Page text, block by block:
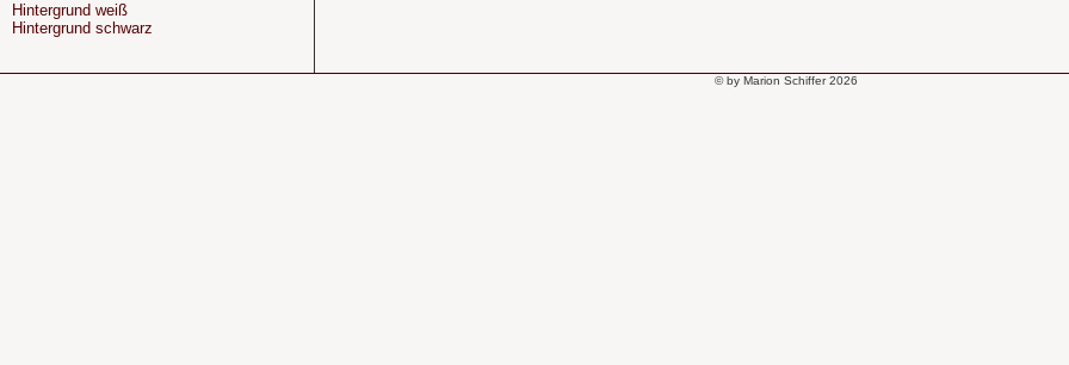
Hintergrund weiß
Hintergrund schwarz
© by Marion Schiffer 2026